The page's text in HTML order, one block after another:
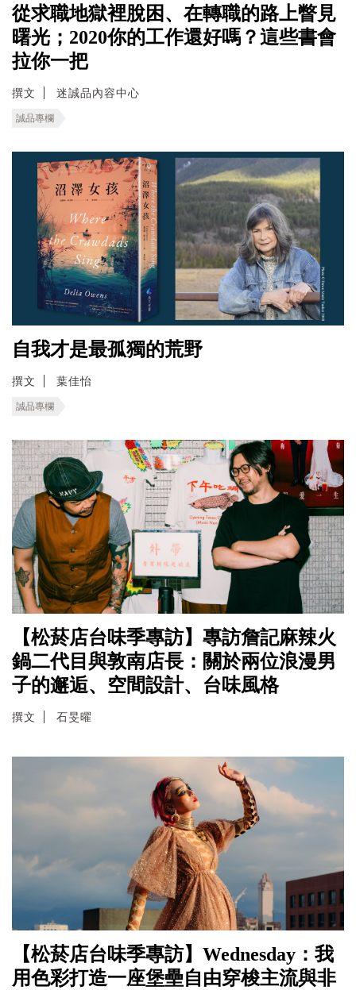
從求職地獄裡脫困、在轉職的路上瞥見
曙光；2020你的工作還好嗎？這些書會
拉你一把
撰文 迷誠品內容中心
誠品專欄
自我才是最孤獨的荒野
撰文 葉佳怡
誠品專欄
【松菸店台味季專訪】專訪詹記麻辣火
鍋二代目與敦南店長：關於兩位浪漫男
子的邂逅、空間設計、台味風格
撰文 石旻曜
【松菸店台味季專訪】Wednesday：我
用色彩打造一座堡壘自由穿梭主流與非